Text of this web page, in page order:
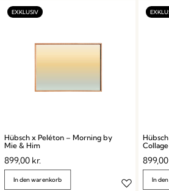
Hübsch x Peléton – Morning by
Mie & Him
899,00 kr.
In den warenkorb
899,00
In